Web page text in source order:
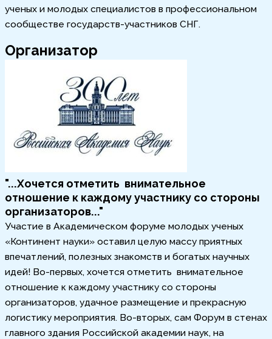
ученых и молодых специалистов в профессиональном
сообществе государств-участников СНГ.
Организатор
"...Xочется отметить ​ внимательное
отношение к каждому участнику со стороны
организаторов..."
Участие в Академическом форуме молодых ученых
«Континент науки» оставил целую массу приятных
впечатлений, полезных знакомств и богатых научных
идей! Во-первых, хочется отметить ​ внимательное
отношение к каждому участнику со стороны
организаторов, удачное размещение и прекрасную
логистику мероприятия. Во-вторых, сам Форум в стенах
главного здания Российской академии наук, на